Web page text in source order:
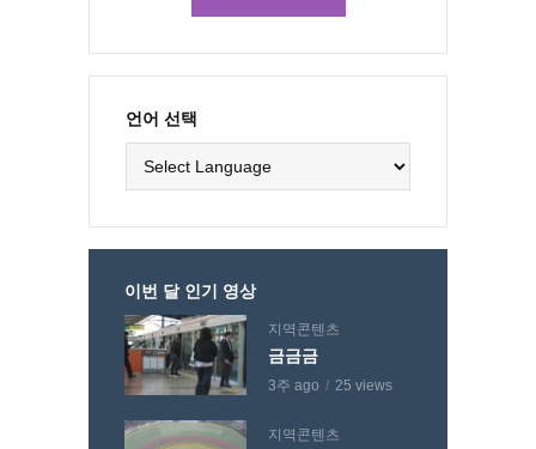
언어 선택
이번 달 인기 영상
지역콘텐츠
금금금
3주 ago 25 views
지역콘텐츠